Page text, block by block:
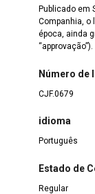
Publicado em
Companhia, o
época, ainda
“approvação”).
Número de
CJF.0679
idioma
Português
Estado de
Regular